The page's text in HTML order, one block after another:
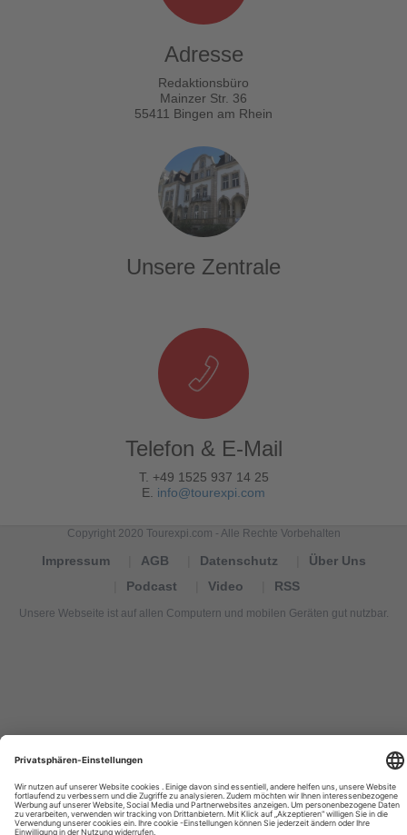
Adresse
Redaktionsbüro
Mainzer Str. 36
55411 Bingen am Rhein
Unsere Zentrale
Telefon & E-Mail
T. +49 1525 937 14 25
E. info@tourexpi.com
Copyright 2020 Tourexpi.com - Alle Rechte Vorbehalten
Impressum AGB Datenschutz
Über Uns
Podcast
Video RSS
Unsere Webseite ist auf allen Computern und mobilen Geräten gut nutzbar.
de
Tourismus
Nachrichten,
новости